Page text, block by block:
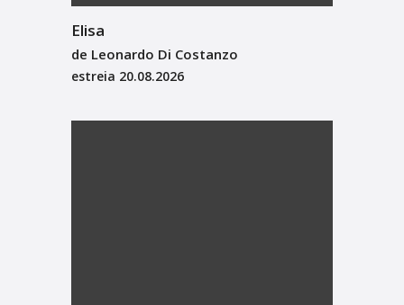
Elisa
de Leonardo Di Costanzo
estreia 20.08.2026